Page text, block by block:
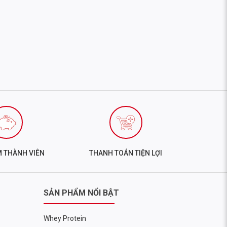
THÀNH VIÊN THANH TOÁN TIỆN LỢI
SẢN PHẨM NỔI BẬT
Whey Protein